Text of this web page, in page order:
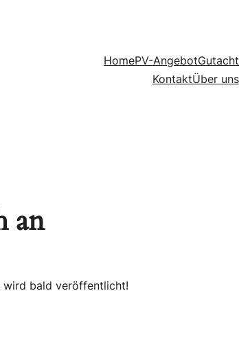
HomePV-Angebot
KontaktÜber uns
an
wird bald veröffentlicht!